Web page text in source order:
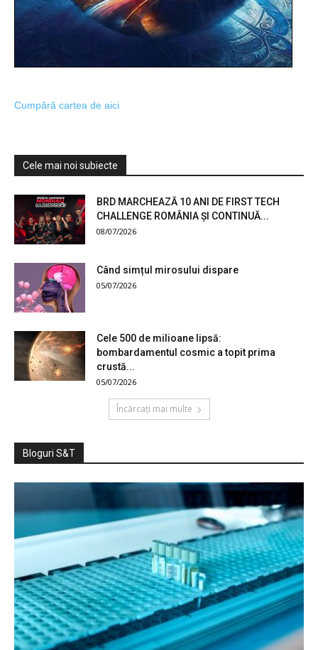
Cumpără cartea de aici
Cele mai noi subiecte
BRD MARCHEAZĂ 10 ANI DE FIRST TECH
CHALLENGE ROMÂNIA ȘI CONTINUĂ...
08/07/2026
Când simțul mirosului dispare
05/07/2026
Cele 500 de milioane lipsă:
bombardamentul cosmic a topit prima
crustă...
05/07/2026
Încărcați mai multe
Bloguri S&T